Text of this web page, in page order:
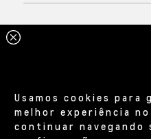
Usamos cookies para
melhor experiência
continuar navegando